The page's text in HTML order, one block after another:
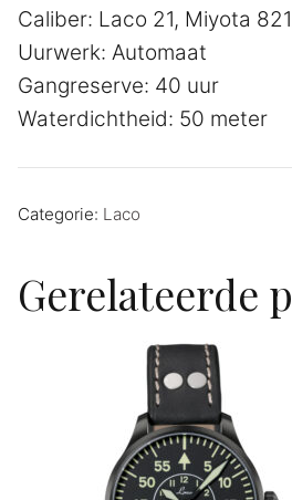
Caliber: Laco 21, Miyota
Uurwerk: Automaat
Gangreserve: 40 uur
Waterdichtheid: 50 meter
Categorie: Laco
Gerelateerde